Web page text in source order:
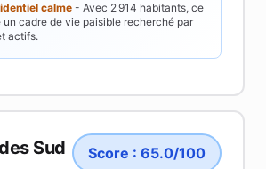
calme - Avec 2 914 habitants, ce
cadre de vie paisible recherché par
actifs.
Sud Score : 65.0/100